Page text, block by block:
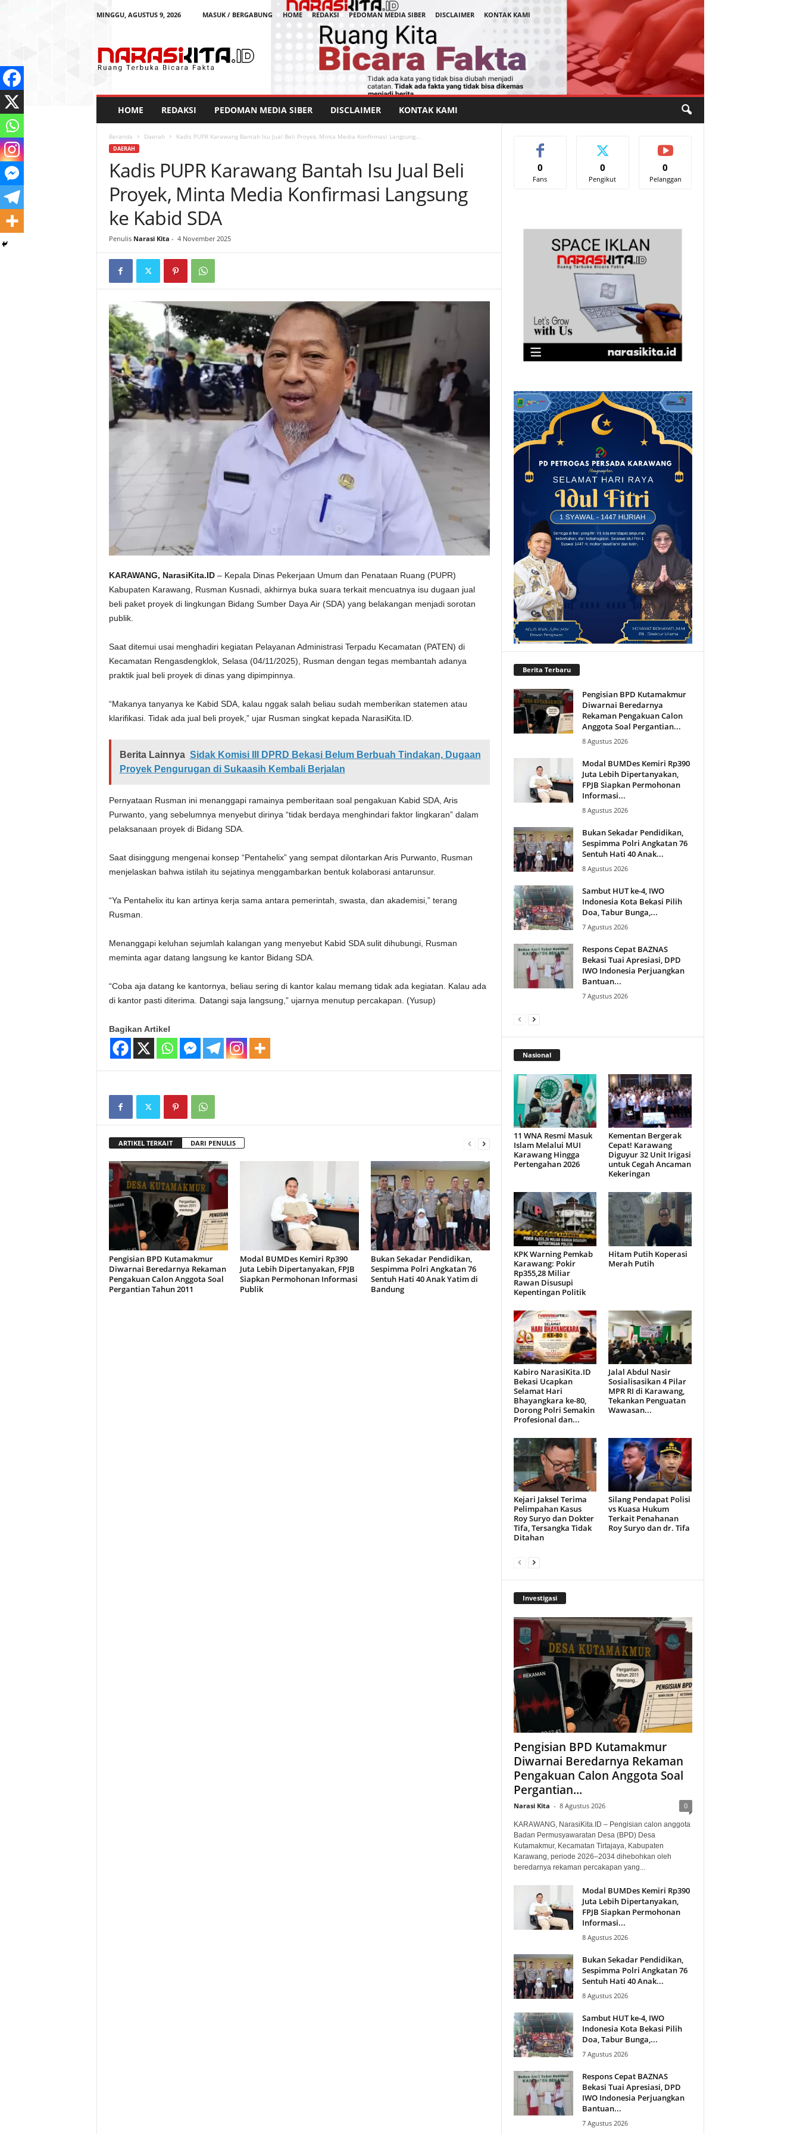
MINGGU, AGUSTUS 9, 2026 MASUK / BERGABUNG HOME REDAKSI PEDOMAN MEDIA SIBER DISCLAIMER
KONTAK KAMI
a
HOME REDAKSI PEDOMAN MEDIA SIBER DISCLAIMER KONTAK KAMI
Beranda Daerah Kadis PUPR Karawang Bantah Isu Jual Beli Proyek, Minta Media Konfirmasi Langsung...
DAERAH
Kadis PUPR Karawang Bantah Isu Jual Beli
Proyek, Minta Media Konfirmasi Langsung
ke Kabid SDA
Penulis Narasi Kita - 4 November 2025
KARAWANG, NarasiKita.ID– Kepala Dinas Pekerjaan Umum dan Penataan Ruang (PUPR)
Kabupaten Karawang, Rusman Kusnadi, akhirnya buka suara terkait mencuatnya isu dugaan jual
beli paket proyek di lingkungan Bidang Sumber Daya Air (SDA) yang belakangan menjadi sorotan
publik.
Saat ditemui usai menghadiri kegiatan Pelayanan Administrasi Terpadu Kecamatan (PATEN) di
Kecamatan Rengasdengklok, Selasa (04/11/2025), Rusman dengan tegas membantah adanya
praktik jual beli proyek di dinas yang dipimpinnya.
“Makanya tanyanya ke Kabid SDA, kalau nggak salah beliau sudah memberikan statemen atau
klarifikasi. Tidak ada jual beli proyek,” ujar Rusman singkat kepada NarasiKita.ID.
Berita Lainnya Sidak Komisi III DPRD Bekasi Belum Berbuah Tindakan, Dugaan
Proyek Pengurugan di Sukaasih Kembali Berjalan
Pernyataan Rusman ini menanggapi ramainya pemberitaan soal pengakuan Kabid SDA, Aris
Purwanto, yang sebelumnya menyebut dirinya “tidak berdaya menghindari faktor lingkaran” dalam
pelaksanaan proyek di Bidang SDA.
Saat disinggung mengenai konsep “Pentahelix” yang sempat dilontarkan Aris Purwanto, Rusman
menjelaskan bahwa istilah itu sejatinya menggambarkan bentuk kolaborasi antarunsur.
“Ya Pentahelix itu kan artinya kerja sama antara pemerintah, swasta, dan akademisi,” terang
Rusman.
Menanggapi keluhan sejumlah kalangan yang menyebut Kabid SDA sulit dihubungi, Rusman
meminta agar datang langsung ke kantor Bidang SDA.
“Coba aja datang ke kantornya, beliau sering di kantor kalau memang tidak ada kegiatan. Kalau ada
di kantor pasti diterima. Datangi saja langsung,” ujarnya menutup percakapan. (Yusup)
Bagikan Artikel
ARTIKEL TERKAIT DARI PENULIS
Pengisian BPD Kutamakmur
Diwarnai Beredarnya Rekaman
Pengakuan Calon Anggota Soal
Pergantian Tahun 2011
Modal BUMDes Kemiri Rp390
Juta Lebih Dipertanyakan, FPJB
Siapkan Permohonan Informasi
Publik
Bukan Sekadar Pendidikan,
Sespimma Polri Angkatan 76
Sentuh Hati 40 Anak Yatim di
Bandung
0
Fans
0
Pengikut
0
Pelanggan
Berita Terbaru
Pengisian BPD Kutamakmur
Diwarnai Beredarnya
Rekaman Pengakuan Calon
Anggota Soal Pergantian...
8 Agustus 2026
Modal BUMDes Kemiri Rp390
Juta Lebih Dipertanyakan,
FPJB Siapkan Permohonan
Informasi...
8 Agustus 2026
Bukan Sekadar Pendidikan,
Sespimma Polri Angkatan 76
Sentuh Hati 40 Anak...
8 Agustus 2026
Sambut HUT ke-4, IWO
Indonesia Kota Bekasi Pilih
Doa, Tabur Bunga,...
7 Agustus 2026
Respons Cepat BAZNAS
Bekasi Tuai Apresiasi, DPD
IWO Indonesia Perjuangkan
Bantuan...
7 Agustus 2026
Nasional
11 WNA Resmi Masuk
Islam Melalui MUI
Karawang Hingga
Pertengahan 2026
Kementan Bergerak
Cepat! Karawang
Diguyur 32 Unit Irigasi
untuk Cegah Ancaman
Kekeringan
KPK Warning Pemkab
Karawang: Pokir
Rp355,28 Miliar
Rawan Disusupi
Kepentingan Politik
Hitam Putih Koperasi
Merah Putih
Kabiro NarasiKita.ID
Bekasi Ucapkan
Selamat Hari
Bhayangkara ke-80,
Dorong Polri Semakin
Profesional dan...
Jalal Abdul Nasir
Sosialisasikan 4 Pilar
MPR RI di Karawang,
Tekankan Penguatan
Wawasan...
Kejari Jaksel Terima
Pelimpahan Kasus
Roy Suryo dan Dokter
Tifa, Tersangka Tidak
Ditahan
Silang Pendapat Polisi
vs Kuasa Hukum
Terkait Penahanan
Roy Suryo dan dr. Tifa
Investigasi
Pengisian BPD Kutamakmur
Diwarnai Beredarnya Rekaman
Pengakuan Calon Anggota Soal
Pergantian...
Narasi Kita - 8 Agustus 2026 0
KARAWANG, NarasiKita.ID – Pengisian calon anggota
Badan Permusyawaratan Desa (BPD) Desa
Kutamakmur, Kecamatan Tirtajaya, Kabupaten
Karawang, periode 2026–2034 dihebohkan oleh
beredarnya rekaman percakapan yang...
Modal BUMDes Kemiri Rp390
Juta Lebih Dipertanyakan,
FPJB Siapkan Permohonan
Informasi...
8 Agustus 2026
Bukan Sekadar Pendidikan,
Sespimma Polri Angkatan 76
Sentuh Hati 40 Anak...
8 Agustus 2026
Sambut HUT ke-4, IWO
Indonesia Kota Bekasi Pilih
Doa, Tabur Bunga,...
7 Agustus 2026
Respons Cepat BAZNAS
Bekasi Tuai Apresiasi, DPD
IWO Indonesia Perjuangkan
Bantuan...
7 Agustus 2026